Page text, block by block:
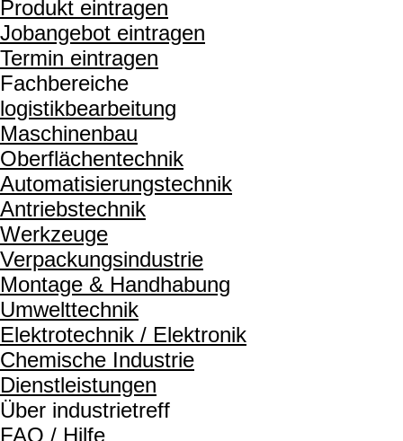
Produkt eintragen
Jobangebot eintragen
Termin eintragen
Fachbereiche
logistikbearbeitung
Maschinenbau
Oberflächentechnik
Automatisierungstechnik
Antriebstechnik
Werkzeuge
Verpackungsindustrie
Montage & Handhabung
Umwelttechnik
Elektrotechnik / Elektronik
Chemische Industrie
Dienstleistungen
Über industrietreff
FAQ / Hilfe